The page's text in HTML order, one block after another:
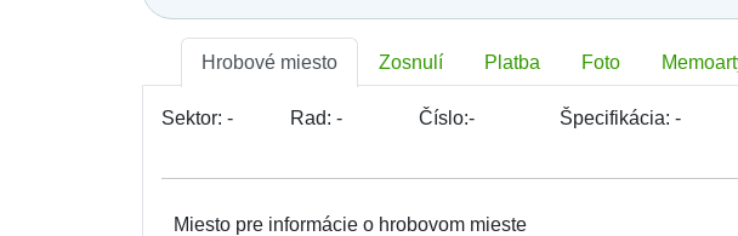
Hrobové miesto Zosnulí Platba Foto
Sektor: - Rad:- Číslo:- Špecifikácia:-
Miesto pre informácie o hrobovom mieste